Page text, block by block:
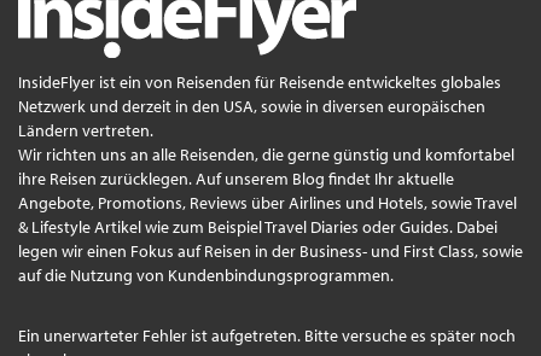
InsideFlyer ist ein von Reisenden für Reisende entwickeltes globales
Netzwerk und derzeit in den USA, sowie in diversen europäischen
Ländern vertreten.
Wir richten uns an alle Reisenden, die gerne günstig und komfortabel
ihre Reisen zurücklegen. Auf unserem Blog findet Ihr aktuelle
Angebote, Promotions, Reviews über Airlines und Hotels, sowie Travel
& Lifestyle Artikel wie zum Beispiel Travel Diaries oder Guides. Dabei
legen wir einen Fokus auf Reisen in der Business- und First Class, sowie
auf die Nutzung von Kundenbindungsprogrammen.
Ein unerwarteter Fehler ist aufgetreten. Bitte versuche es später noch